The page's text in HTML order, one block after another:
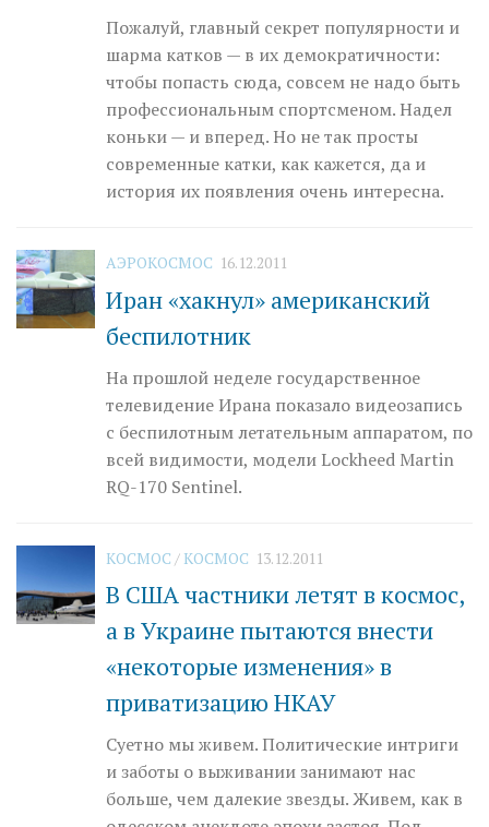
Пожалуй, главный секрет популярности и
шарма катков — в их демократичности:
чтобы попасть сюда, совсем не надо быть
профессиональным спортсменом. Надел
коньки — и вперед. Но не так просты
современные катки, как кажется, да и
история их появления очень интересна.
АЭРОКОСМОС 16.12.2011
Иран «хакнул» американский
беспилотник
На прошлой неделе государственное
телевидение Ирана показало видеозапись
с беспилотным летательным аппаратом, по
всей видимости, модели Lockheed Martin
RQ-170 Sentinel.
КОСМОС / КОСМОС 13.12.2011
В США частники летят в космос,
а в Украине пытаются внести
«некоторые изменения» в
приватизацию НКАУ
Суетно мы живем. Политические интриги
и заботы о выживании занимают нас
больше, чем далекие звезды. Живем, как в